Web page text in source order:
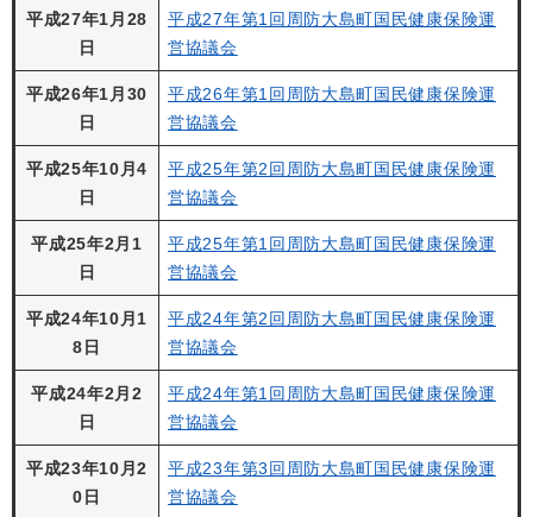
平成27年1月28
日
平成27年第1回周防大島町国民健康保険運
営協議会
平成26年1月30
日
平成26年第1回周防大島町国民健康保険運
営協議会
平成25年10月4
日
平成25年第2回周防大島町国民健康保険運
営協議会
平成25年2月1
日
平成25年第1回周防大島町国民健康保険運
営協議会
平成24年10月1
8日
平成24年第2回周防大島町国民健康保険運
営協議会
平成24年2月2
日
平成24年第1回周防大島町国民健康保険運
営協議会
平成23年10月2
0日
平成23年第3回周防大島町国民健康保険運
営協議会